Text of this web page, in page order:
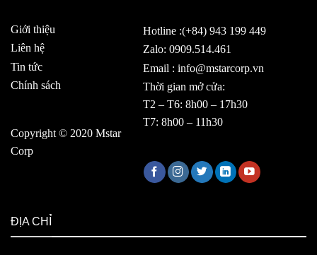
Giới thiệu
Liên hệ
Tin tức
Chính sách
Copyright © 2020 Mstar
Corp
Hotline :(+84) 943 199 449
Zalo: 0909.514.461
Email : info@mstarcorp.vn
Thời gian mở cửa:
T2 – T6: 8h00 – 17h30
T7: 8h00 – 11h30
ĐỊA CHỈ